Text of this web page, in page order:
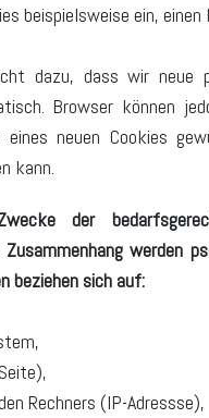
beispielsweise ein,
dazu, dass wir neue
Browser können
neuen Cookies
kann.
der
Zusammenhang
beziehen sich auf:
Rechners (IP-Adressse),